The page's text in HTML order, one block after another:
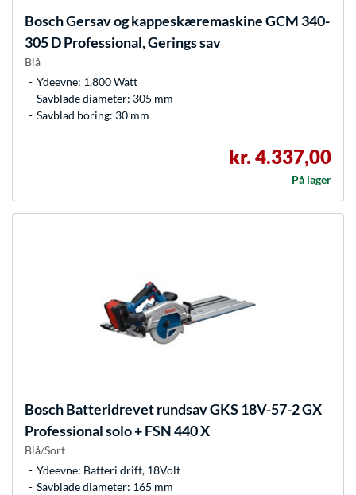
BoschGersav og kappeskæremaskine GCM 340-
305 D Professional, Gerings sav
Blå
Ydeevne: 1.800 Watt
Savblade diameter: 305 mm
Savblad boring: 30 mm
kr. 4.337,00
På lager
BoschBatteridrevet rundsav GKS 18V-57-2 GX
Professional solo + FSN 440 X
Blå/Sort
Ydeevne: Batteri drift, 18Volt
Savblade diameter: 165 mm